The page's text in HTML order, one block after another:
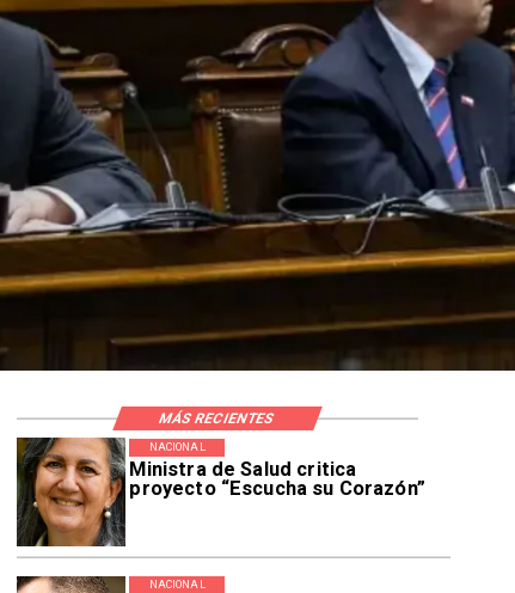
Ministra de Salud critica
proyecto “Escucha su Corazón”
NACIONAL
NACIONAL
MÁS RECIENTES